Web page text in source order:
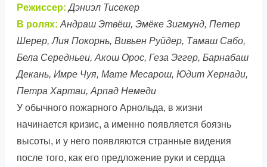
Режиссер: Дэниэл Тисекер
В ролях: Андраш Этвёш, Эмёке Зигмунд, Петер
Шерер, Лия Покорнь, Вивьен Руйдер, Тамаш Сабо,
Бела Середньеи, Акош Орос, Геза Эггер, Барнабаш
Декань, Имре Чуя, Мате Месарош, Юдит Хернади,
Петра Хартаи, Арпад Немеди
У обычного пожарного Арнольда, в жизни
начинается кризис, а именно появляется боязнь
высоты, и у него появляются странные видения
после того, как его предложение руки и сердца